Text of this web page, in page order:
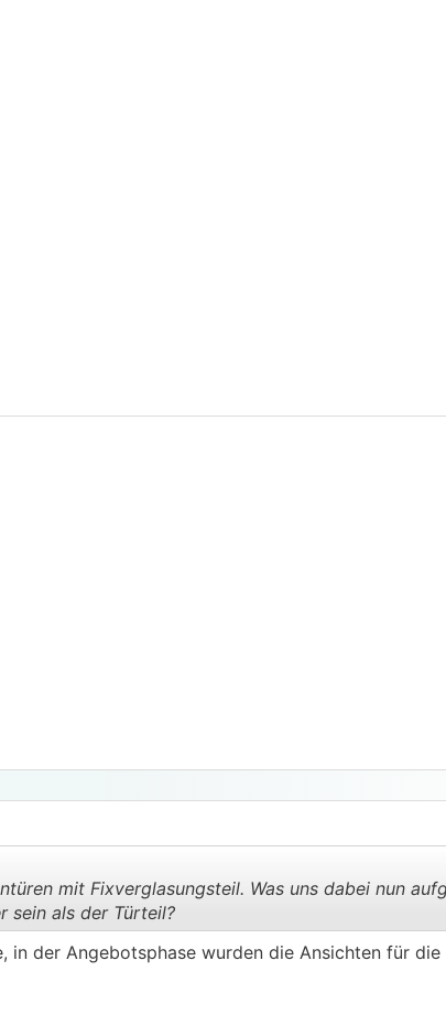
mit Fixverglasungsteil. Was uns dabei nun
sein als der Türteil?
in der Angebotsphase wurden die Ansichten für die